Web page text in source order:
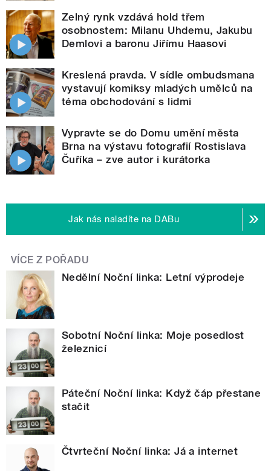
Zelný rynk vzdává hold třem
osobnostem: Milanu Uhdemu, Jakubu
Demlovi a baronu Jiřímu Haasovi
Kreslená pravda. V sídle ombudsmana
vystavují komiksy mladých umělců na
téma obchodování s lidmi
Vypravte se do Domu umění města
Brna na výstavu fotografií Rostislava
Čuříka – zve autor i kurátorka
Jak nás naladíte na DABu
VÍCE Z POŘADU
Nedělní Noční linka: Letní výprodeje
Sobotní Noční linka: Moje posedlost
železnicí
Páteční Noční linka: Když čáp přestane
stačit
Čtvrteční Noční linka: Já a internet